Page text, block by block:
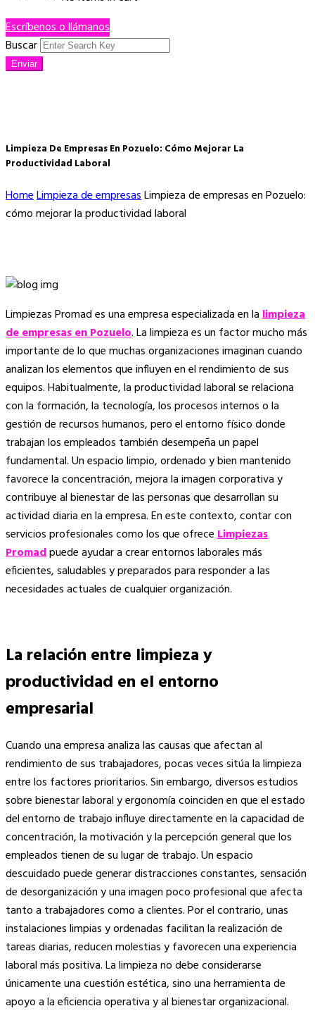
Escríbenos o llámanos
Buscar
Enviar
Limpieza De Empresas En Pozuelo: Cómo Mejorar La
Productividad Laboral
HomeLimpieza de empresasLimpieza de empresas en Pozuelo:
cómo mejorar la productividad laboral
Limpiezas Promad es una empresa especializada en lalimpieza
de empresas en Pozuelo. La limpieza es un factor mucho más
importante de lo que muchas organizaciones imaginan cuando
analizan los elementos que influyen en el rendimiento de sus
equipos. Habitualmente, la productividad laboral se relaciona
con la formación, la tecnología, los procesos internos o la
gestión de recursos humanos, pero el entorno físico donde
trabajan los empleados también desempeña un papel
fundamental. Un espacio limpio, ordenado y bien mantenido
favorece la concentración, mejora la imagen corporativa y
contribuye al bienestar de las personas que desarrollan su
actividad diaria en la empresa. En este contexto, contar con
servicios profesionales como los que ofreceLimpiezas
Promadpuede ayudar a crear entornos laborales más
eficientes, saludables y preparados para responder a las
necesidades actuales de cualquier organización.
La relación entre limpieza y
productividad en el entorno
empresarial
Cuando una empresa analiza las causas que afectan al
rendimiento de sus trabajadores, pocas veces sitúa la limpieza
entre los factores prioritarios. Sin embargo, diversos estudios
sobre bienestar laboral y ergonomía coinciden en que el estado
del entorno de trabajo influye directamente en la capacidad de
concentración, la motivación y la percepción general que los
empleados tienen de su lugar de trabajo. Un espacio
descuidado puede generar distracciones constantes, sensación
de desorganización y una imagen poco profesional que afecta
tanto a trabajadores como a clientes. Por el contrario, unas
instalaciones limpias y ordenadas facilitan la realización de
tareas diarias, reducen molestias y favorecen una experiencia
laboral más positiva. La limpieza no debe considerarse
únicamente una cuestión estética, sino una herramienta de
apoyo a la eficiencia operativa y al bienestar organizacional.